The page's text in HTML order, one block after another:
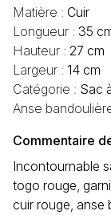
Matière : Cuir
Longueur : 35
Hauteur : 27 cm
Largeur : 14 cm
Catégorie : Sac
Anse
Commentaire
Incontournable
togo rouge,
cuir rouge, anse